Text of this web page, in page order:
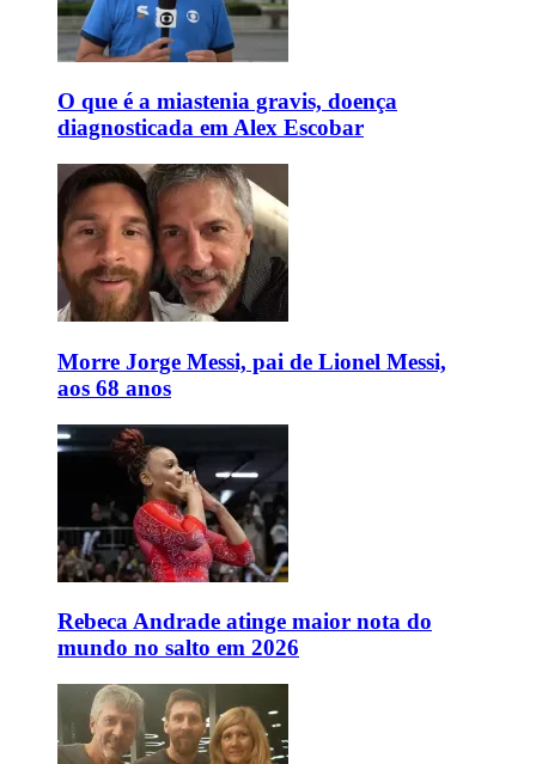
O que é a miastenia gravis, doença
diagnosticada em Alex Escobar
Morre Jorge Messi, pai de Lionel Messi,
aos 68 anos
Rebeca Andrade atinge maior nota do
mundo no salto em 2026